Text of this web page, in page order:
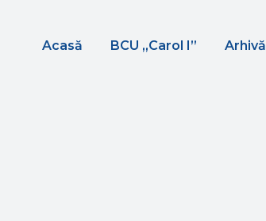
Acasă BCU „Carol I” Arhivă